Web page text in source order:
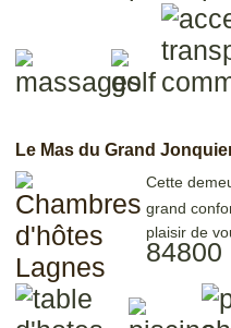
Le Mas du Grand
Cette
grand
plaisir de
84800